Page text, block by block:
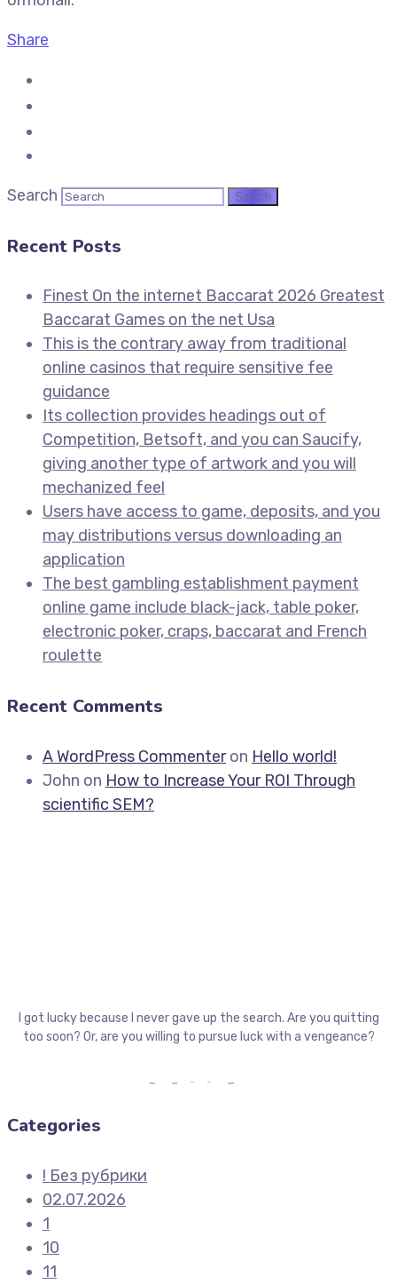
Share
Search
Recent Posts
Finest On the internet Baccarat 2026 Greatest
Baccarat Games on the net Usa
This is the contrary away from traditional
online casinos that require sensitive fee
guidance
Its collection provides headings out of
Competition, Betsoft, and you can Saucify,
giving another type of artwork and you will
mechanized feel
Users have access to game, deposits, and you
may distributions versus downloading an
application
The best gambling establishment payment
online game include black-jack, table poker,
electronic poker, craps, baccarat and French
roulette
Recent Comments
A WordPress Commenteron Hello world!
John on How to Increase Your ROI Through
scientific SEM?
I got lucky because I never gave up the search. Are you quitting
too soon? Or, are you willing to pursue luck with a vengeance?
Categories
! Без рубрики
02.07.2026
1
10
11